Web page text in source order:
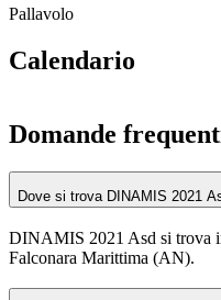
Pallavolo
Calendario
Domande
Dove si trova DINAMIS 2021
DINAMIS 2021 Asd si trova
Falconara Marittima (AN).